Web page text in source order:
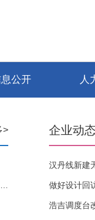
公开 人
> 企业动态
做好设计回